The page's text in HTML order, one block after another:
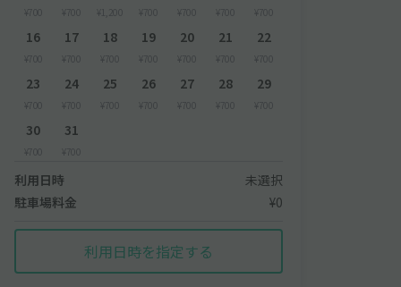
¥700 ¥700 ¥1,200 ¥700 ¥700 ¥700 ¥700
16
¥700
17
¥700
18
¥700
19
¥700
20
¥700
21
¥700
22
¥700
23
¥700
24
¥700
25
¥700
26
¥700
27
¥700
28
¥700
29
¥700
30
¥700
31
¥700
利用日時
未選択
駐車場料金
¥0
利用日時を指定する